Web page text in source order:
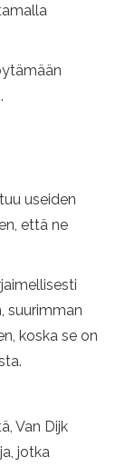
useiden
että ne
suurimman
koska se on
Van Dijk
jotka